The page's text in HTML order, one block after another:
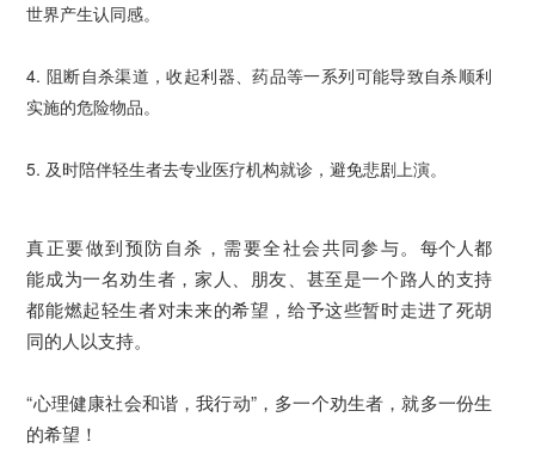
世界产生认同感。
4. 阻断自杀渠道，收起利器、药品等一系列可能导致自杀顺利
实施的危险物品。
5. 及时陪伴轻生者去专业医疗机构就诊，避免悲剧上演。
真正要做到预防自杀，需要全社会共同参与。 每个人都
能成为一名劝生者，家人、朋友、甚至是一个路人的支持
都能燃起轻生者对未来的希望，给予这些暂时走进了死胡
同的人以支持。
“心理健康社会和谐，我行动”，多一个劝生者，就多一份生
的希望！